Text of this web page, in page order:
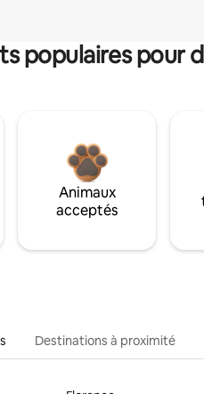
populaires pour
Animaux
acceptés
Destinations à proximité